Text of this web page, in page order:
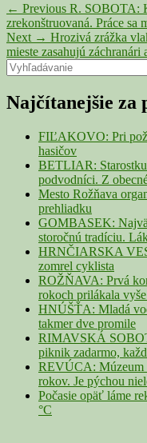
Navigácia
v
článku
← Previous Previous
post:
R. SOBOTA:
zrekonštruovaná. Práce sa
Next → Next
post:
Hrozivá zrážka
mieste zasahujú
Primary
Sidebar
Widget
Area
Search
for:
Najčítanejšie za
FIĽAKOVO: Pri
hasičov
BETLIAR:
podvodníci. Z
Mesto Rožňava
prehliadku
GOMBASEK:
storočnú tradíciu.
HRNČIARSKA
zomrel cyklista
ROŽŇAVA: Prvá
rokoch prilákala
HNÚŠŤA: Mladá
takmer dve promile
RIMAVSKÁ
piknik zadarmo,
REVÚCA: Múzeum
rokov. Je pýchou
Počasie opäť láme
°C